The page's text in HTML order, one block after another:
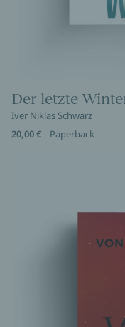
Der letzte
Iver Niklas Schwarz
20,00 €
Paperback